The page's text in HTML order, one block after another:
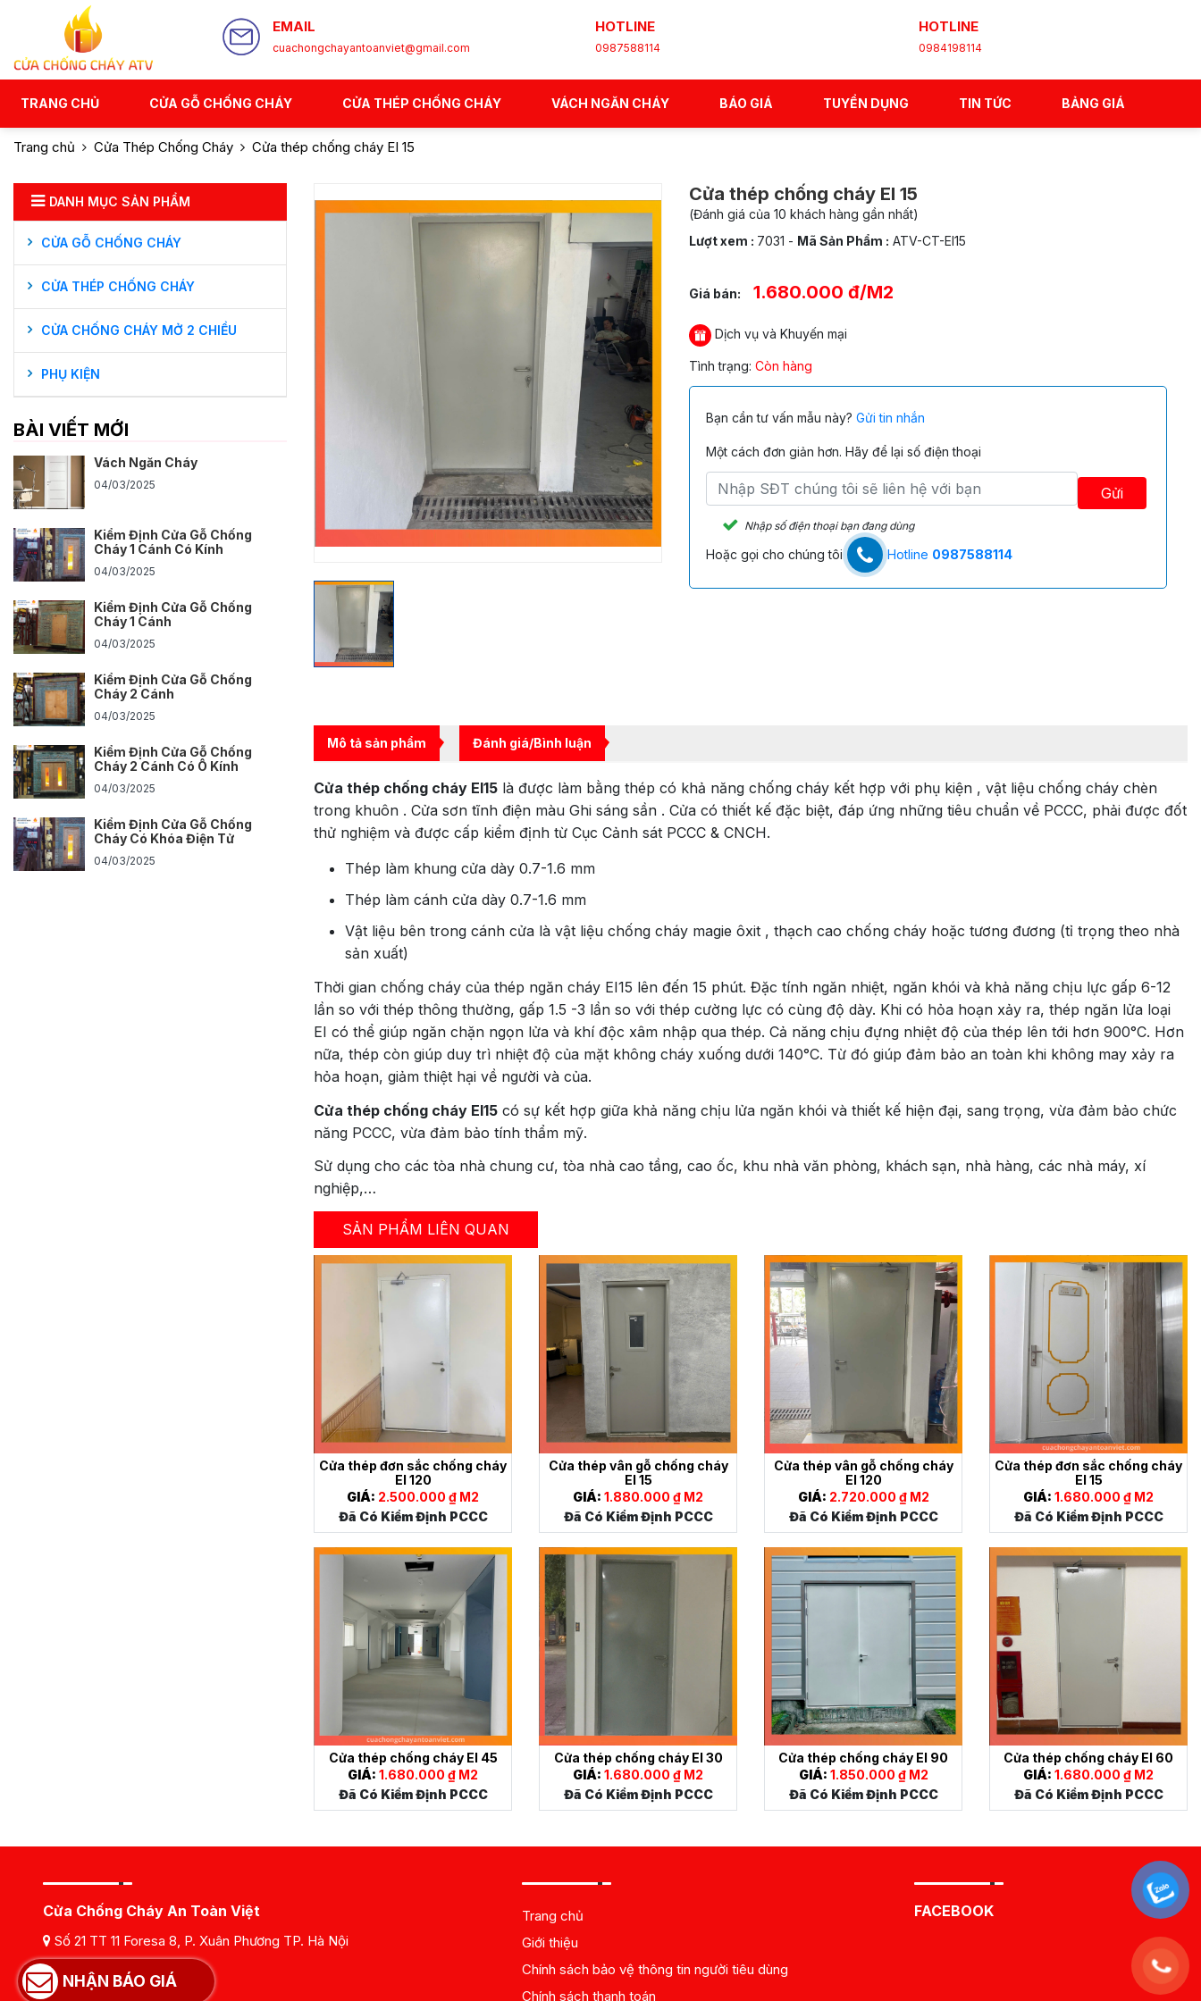
EMAIL
cuachongchayantoanviet@gmail.com
HOTLINE
0987588114
HOTLINE
0984198114
TRANG CHỦ CỬA GỖ CHỐNG CHÁY CỬA THÉP CHỐNG CHÁY VÁCH NGĂN CHÁY BÁO GIÁ TUYỂN DỤNG TIN TỨC BẢNG GIÁ
Trang chủ Cửa Thép Chống Cháy Cửa thép chống cháy EI 15
Cửa thép chống cháy EI 15
(Đánh giá của 10 khách hàng gần nhất)
Lượt xem : 7031 - Mã Sản Phẩm : ATV-CT-EI15
Giá bán: 1.680.000 đ/M2
Dịch vụ và Khuyến mại
Tình trạng: Còn hàng
Bạn cần tư vấn mẫu này? Gửi tin nhắn
Một cách đơn giản hơn. Hãy để lại số điện thoại
Gửi
Nhập số điện thoại bạn đang dùng
Hoặc gọi cho chúng tôi Hotline 0987588114
Mô tả sản phẩm Đánh giá/Bình luận
Cửa thép chống cháy EI15 là được làm bằng thép có khả năng chống cháy kết hợp với phụ kiện , vật liệu chống cháy chèn
trong khuôn . Cửa sơn tĩnh điện màu Ghi sáng sần . Cửa có thiết kế đặc biệt, đáp ứng những tiêu chuẩn về PCCC, phải được đốt
thử nghiệm và được cấp kiểm định từ Cục Cảnh sát PCCC & CNCH.
Thép làm khung cửa dày 0.7-1.6 mm
Thép làm cánh cửa dày 0.7-1.6 mm
Vật liệu bên trong cánh cửa là vật liệu chống cháy magie ôxit , thạch cao chống cháy hoặc tương đương (tỉ trọng theo nhà
sản xuất)
Thời gian chống cháy của thép ngăn cháy EI15 lên đến 15 phút. Đặc tính ngăn nhiệt, ngăn khói và khả năng chịu lực gấp 6-12
lần so với thép thông thường, gấp 1.5 -3 lần so với thép cường lực có cùng độ dày. Khi có hỏa hoạn xảy ra, thép ngăn lửa loại
EI có thể giúp ngăn chặn ngọn lửa và khí độc xâm nhập qua thép. Cả năng chịu đựng nhiệt độ của thép lên tới hơn 900°C. Hơn
nữa, thép còn giúp duy trì nhiệt độ của mặt không cháy xuống dưới 140°C. Từ đó giúp đảm bảo an toàn khi không may xảy ra
hỏa hoạn, giảm thiệt hại về người và của.
Cửa thép chống cháy EI15 có sự kết hợp giữa khả năng chịu lửa ngăn khói và thiết kế hiện đại, sang trọng, vừa đảm bảo chức
năng PCCC, vừa đảm bảo tính thẩm mỹ.
Sử dụng cho các tòa nhà chung cư, tòa nhà cao tầng, cao ốc, khu nhà văn phòng, khách sạn, nhà hàng, các nhà máy, xí
nghiệp,…
SẢN PHẨM LIÊN QUAN
Cửa thép đơn sắc chống cháy
EI 120
GIÁ: 2.500.000 ₫ M2
Đã Có Kiểm Định PCCC
Cửa thép vân gỗ chống cháy
EI 15
GIÁ: 1.880.000 ₫ M2
Đã Có Kiểm Định PCCC
Cửa thép vân gỗ chống cháy
EI 120
GIÁ: 2.720.000 ₫ M2
Đã Có Kiểm Định PCCC
Cửa thép đơn sắc chống cháy
EI 15
GIÁ: 1.680.000 ₫ M2
Đã Có Kiểm Định PCCC
Cửa thép chống cháy EI 45
GIÁ: 1.680.000 ₫ M2
Đã Có Kiểm Định PCCC
Cửa thép chống cháy EI 30
GIÁ: 1.680.000 ₫ M2
Đã Có Kiểm Định PCCC
Cửa thép chống cháy EI 90
GIÁ: 1.850.000 ₫ M2
Đã Có Kiểm Định PCCC
Cửa thép chống cháy EI 60
GIÁ: 1.680.000 ₫ M2
Đã Có Kiểm Định PCCC
DANH MỤC SẢN PHẨM
CỬA GỖ CHỐNG CHÁY
CỬA THÉP CHỐNG CHÁY
CỬA CHỐNG CHÁY MỞ 2 CHIỀU
PHỤ KIỆN
BÀI VIẾT MỚI
Vách Ngăn Cháy
04/03/2025
Kiểm Định Cửa Gỗ Chống
Cháy 1 Cánh Có Kính
04/03/2025
Kiểm Định Cửa Gỗ Chống
Cháy 1 Cánh
04/03/2025
Kiểm Định Cửa Gỗ Chống
Cháy 2 Cánh
04/03/2025
Kiểm Định Cửa Gỗ Chống
Cháy 2 Cánh Có Ô Kính
04/03/2025
Kiểm Định Cửa Gỗ Chống
Cháy Có Khóa Điện Tử
04/03/2025
Cửa Chống Cháy An Toàn Việt
Số 21 TT 11 Foresa 8, P. Xuân Phương TP. Hà Nội
Hotline : 0984198114
Trang chủ
Giới thiệu
Chính sách bảo vệ thông tin người tiêu dùng
Chính sách thanh toán
FACEBOOK
NHẬN BÁO GIÁ